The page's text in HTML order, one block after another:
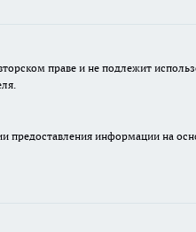
праве и не подлежит
информации на